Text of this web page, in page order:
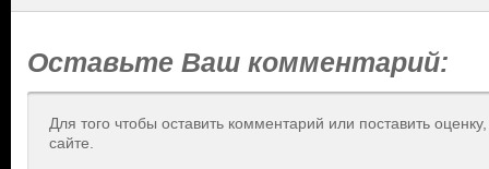
Оставьте Ваш комментарий:
Для того чтобы оставить комментарий или поставить
сайте.